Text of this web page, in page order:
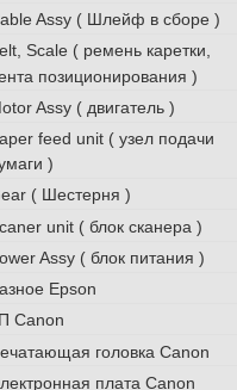
Assy ( Шлейф в сборе )
Scale ( ремень каретки,
позиционирования )
Assy ( двигатель )
feed unit ( узел подачи
)
( Шестерня )
unit ( блок сканера )
Assy ( блок питания )
Epson
Canon
головка Canon
плата Canon